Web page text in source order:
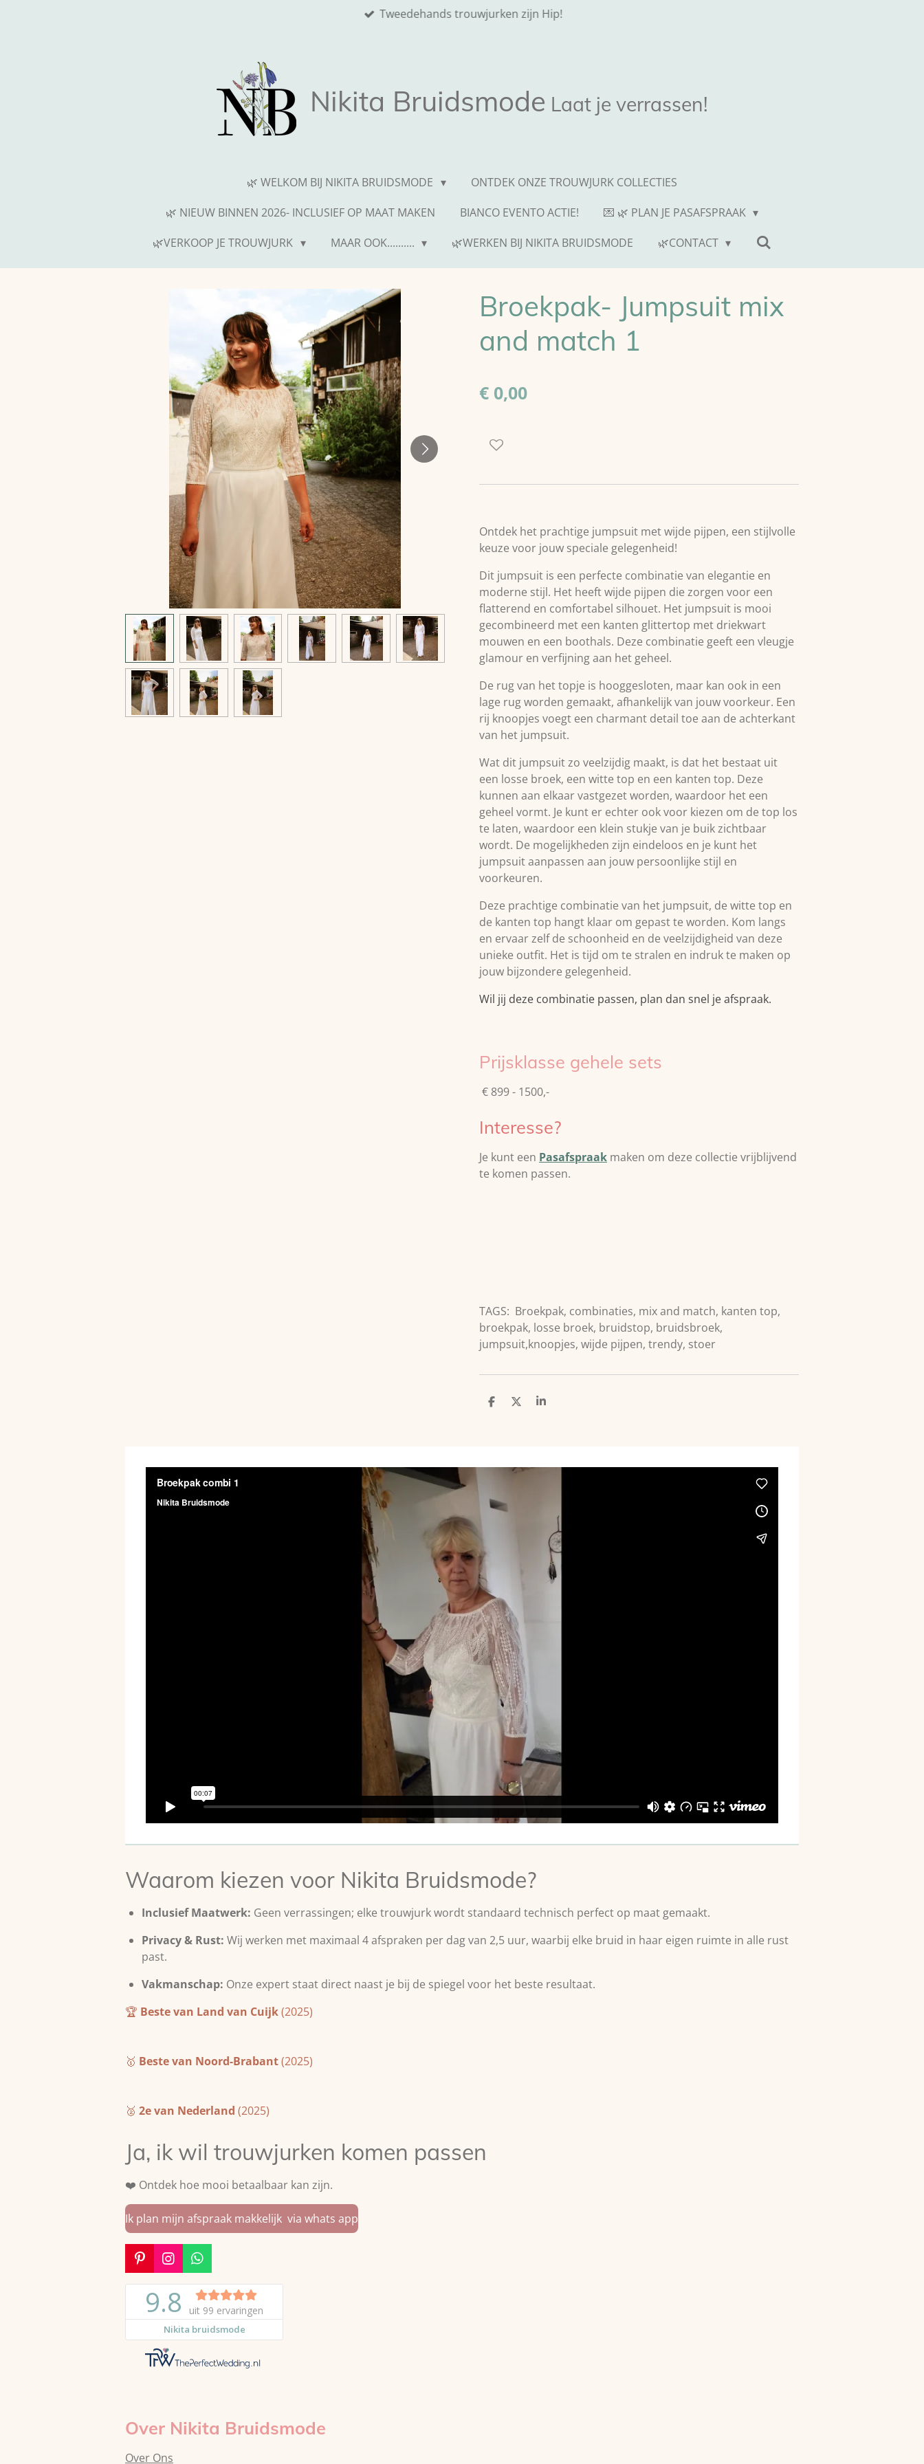
Tweedehands trouwjurken zijn Hip!
Nikita Bruidsmode Laat je verrassen!
🌿 WELKOM BIJ NIKITA BRUIDSMODE
ONTDEK ONZE TROUWJURK COLLECTIES
🌿 NIEUW BINNEN 2026- INCLUSIEF OP MAAT MAKEN
BIANCO EVENTO ACTIE!
💌 🌿 PLAN JE PASAFSPRAAK
🌿VERKOOP JE TROUWJURK
MAAR OOK.......... 🌿WERKEN BIJ NIKITA BRUIDSMODE 🌿CONTACT
Broekpak- Jumpsuit mix
and match 1
€ 0,00
Ontdek het prachtige jumpsuit met wijde pijpen, een stijlvolle
keuze voor jouw speciale gelegenheid!
Dit jumpsuit is een perfecte combinatie van elegantie en
moderne stijl. Het heeft wijde pijpen die zorgen voor een
flatterend en comfortabel silhouet. Het jumpsuit is mooi
gecombineerd met een kanten glittertop met driekwart
mouwen en een boothals. Deze combinatie geeft een vleugje
glamour en verfijning aan het geheel.
De rug van het topje is hooggesloten, maar kan ook in een
lage rug worden gemaakt, afhankelijk van jouw voorkeur. Een
rij knoopjes voegt een charmant detail toe aan de achterkant
van het jumpsuit.
Wat dit jumpsuit zo veelzijdig maakt, is dat het bestaat uit
een losse broek, een witte top en een kanten top. Deze
kunnen aan elkaar vastgezet worden, waardoor het een
geheel vormt. Je kunt er echter ook voor kiezen om de top los
te laten, waardoor een klein stukje van je buik zichtbaar
wordt. De mogelijkheden zijn eindeloos en je kunt het
jumpsuit aanpassen aan jouw persoonlijke stijl en
voorkeuren.
Deze prachtige combinatie van het jumpsuit, de witte top en
de kanten top hangt klaar om gepast te worden. Kom langs
en ervaar zelf de schoonheid en de veelzijdigheid van deze
unieke outfit. Het is tijd om te stralen en indruk te maken op
jouw bijzondere gelegenheid.
Wil jij deze combinatie passen, plan dan snel je afspraak.
Prijsklasse gehele sets
€ 899 - 1500,-
Interesse?
Je kunt een Pasafspraak maken om deze collectie vrijblijvend
te komen passen.
TAGS: Broekpak, combinaties, mix and match, kanten top,
broekpak, losse broek, bruidstop, bruidsbroek,
jumpsuit,knoopjes, wijde pijpen, trendy, stoer
D
D
S
Waarom kiezen voor Nikita Bruidsmode?
Inclusief Maatwerk: Geen verrassingen; elke trouwjurk wordt standaard technisch perfect op maat gemaakt.
Privacy & Rust: Wij werken met maximaal 4 afspraken per dag van 2,5 uur, waarbij elke bruid in haar eigen ruimte in alle rust
past.
Vakmanschap: Onze expert staat direct naast je bij de spiegel voor het beste resultaat.
🏆 Beste van Land van Cuijk(2025)
🥇 Beste van Noord-Brabant(2025)
🥈 2e van Nederland (2025)
Ja, ik wil trouwjurken komen passen
❤️ Ontdek hoe mooi betaalbaar kan zijn.
Ik plan mijn afspraak makkelijk via whats app
P
i
e
e
I
n
s
t
a
g
r
a
m
W
h
a
t
s
A
p
Over Nikita Bruidsmode
Over Ons